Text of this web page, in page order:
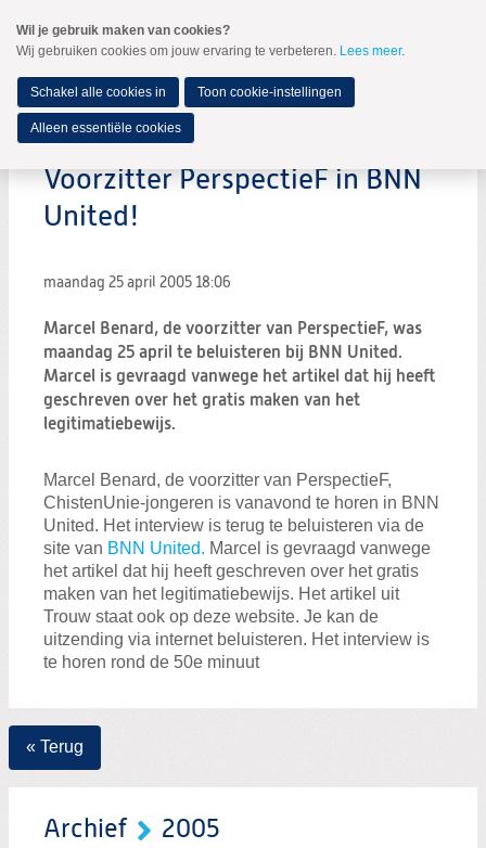
naar
Spring
de
inhoud
Spring
naar
hoofdmenu
MENU
Zoeken:
Zoeken
Voorzitter PerspectieF in BNN
United!
maandag 25 april 2005 18:06
Marcel Benard, de voorzitter van PerspectieF, was
maandag 25 april te beluisteren bij BNN United.
Marcel is gevraagd vanwege het artikel dat hij heeft
geschreven over het gratis maken van het
legitimatiebewijs.
Marcel Benard, de voorzitter van PerspectieF,
ChistenUnie-jongeren is vanavond te horen in BNN
United. Het interview is terug te beluisteren via de
site van BNN United. Marcel is gevraagd vanwege
het artikel dat hij heeft geschreven over het gratis
maken van het legitimatiebewijs. Het artikel uit
Trouw staat ook op deze website. Je kan de
uitzending via internet beluisteren. Het interview is
te horen rond de 50e minuut
« Terug
Archief 2005
Wil je gebruik maken van cookies?
Wij gebruiken cookies om jouw ervaring te verbeteren. Lees meer.
Schakel alle cookies in Toon cookie-instellingen
Alleen essentiële cookies